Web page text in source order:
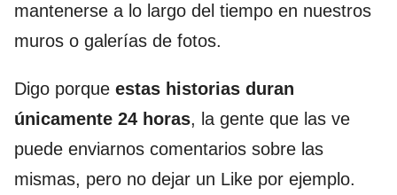
mantenerse a lo largo del tiempo en nuestros
muros o galerías de fotos.
Digo porque estas historias duran
únicamente 24 horas, la gente que las ve
puede enviarnos comentarios sobre las
mismas, pero no dejar un Like por ejemplo.